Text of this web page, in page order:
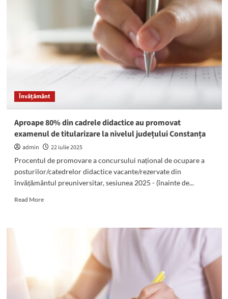
a
finalizat
proiectul
„Fiecare
contează
Soluții
și
combaterea
abandonului
finanțat
prin
PNRAS
Învățământ
Aproape 80% din cadrele didactice au promovat
examenul de titularizare la nivelul județului Constanța
admin
22 iulie 2025
Procentul de promovare a concursului național de ocupare a
posturilor/catedrelor didactice vacante/rezervate din
învățământul preuniversitar, sesiunea 2025 - (înainte de...
Read MoreRead
examenul